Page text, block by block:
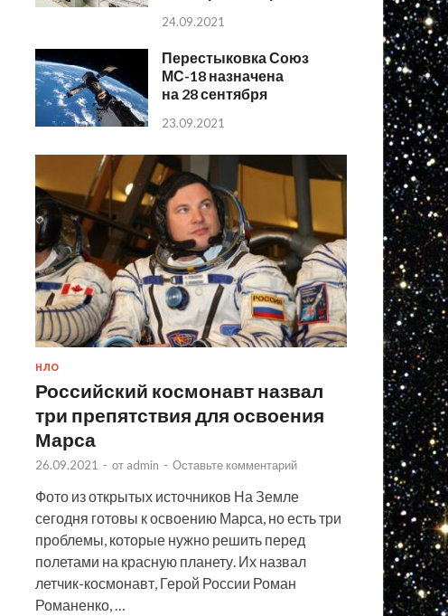
24.09.2021
Перестыковка Союз
МС-18 назначена
на 28 сентября
23.09.2021
НЛО
Российский космонавт назвал
три препятствия для освоения
Марса
26.09.2021 - от admin - Оставьте комментарий
Фото из открытых источников На Земле
сегодня готовы к освоению Марса, но есть три
проблемы, которые нужно решить перед
полетами на красную планету. Их назвал
летчик-космонавт, Герой России Роман
Романенко, …